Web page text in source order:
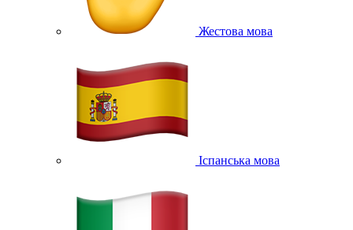
Жестова мова
Іспанська мова